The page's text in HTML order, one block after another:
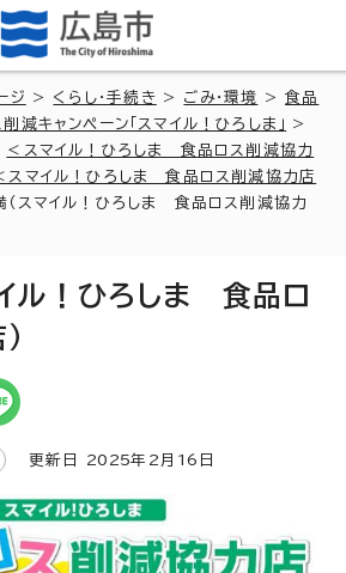
ジ > くらし・手続き > ごみ・環境 >食品
減キャンペーン「スマイル！ひろしま」
>
＜スマイル！ひろしま 食品ロス削減協力
スマイル！ひろしま 食品ロス削減協力店
スマイル！ひろしま 食品ロス削減協力
ル！ひろしま 食品ロ
更新日 2025年2月 16 日